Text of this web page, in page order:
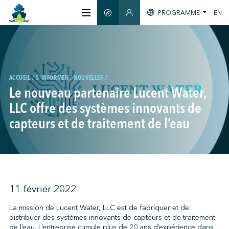
À PROPOS
CERTIFICATION
MEMBRES
GREENTECH
S'INFORMER
NOUS JOINDRE
GUIDE INTELLIGENT
SECTION MEMBRES
PROGRAMME EN
ACCUEIL S'INFORMER NOUVELLES
Le nouveau partenaire Lucent Water,
LLC offre des systèmes innovants de
capteurs et de traitement de l’eau
11 février 2022
La mission de Lucent Water, LLC est de fabriquer et de
distribuer des systèmes innovants de capteurs et de traitement